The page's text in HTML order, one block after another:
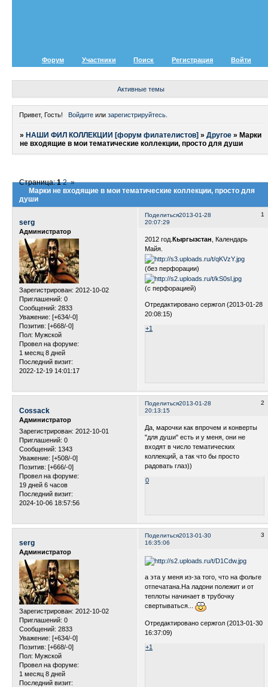
Форум Участники Поиск Регистрация Войти
Активные темы
Привет, Гость! Войдитеили зарегистрируйтесь.
» НАШИ ФИЛ КОЛЛЕКЦИИ [форум филателистов] »Другое » Марки
не входящие в мои тематические коллекции, просто для души
Марки не входящие в мои тематические коллекции, просто для
души
Страница:1 2 »
Поделиться 1
2013-01-28
20:07:29
serg
Администратор
Зарегистрирован: 2012-10-02
Приглашений: 0
Сообщений: 2833
Уважение: [+634/-0]
Позитив: [+668/-0]
Пол: Мужской
Провел на форуме:
1 месяц 8 дней
Последний визит:
2022-12-19 14:01:17
2012 год.Кыргызстан , Календарь
Майя.
(без перфорации)
(с перфорацией)
Отредактировано сержгол (2013-01-28
20:08:15)
+1
Поделиться 2
2013-01-28
20:13:15
Cossack
Администратор
Зарегистрирован: 2012-10-01
Приглашений: 0
Сообщений: 1343
Уважение: [+508/-0]
Позитив: [+666/-0]
Провел на форуме:
19 дней 6 часов
Последний визит:
2024-10-06 18:57:56
Да, марочки как впрочем и конверты
"для души" есть и у меня, они не
входят в число тематических
коллекций, а так что бы просто
радовать глаз))
0
Поделиться 3
2013-01-30
16:35:06
serg
Администратор
Зарегистрирован: 2012-10-02
Приглашений: 0
Сообщений: 2833
Уважение: [+634/-0]
Позитив: [+668/-0]
Пол: Мужской
Провел на форуме:
1 месяц 8 дней
Последний визит:
а эта у меня из-за того, что на фольге
отпечатана.На ладони полежит и от
теплоты начинает в трубочку
свертываться...
Отредактировано сержгол (2013-01-30
16:37:09)
+1